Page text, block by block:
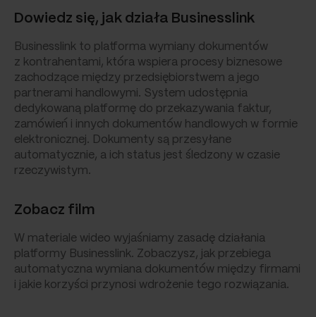
Dowiedz się, jak działa Businesslink
Businesslink to platforma wymiany dokumentów
z kontrahentami, która wspiera procesy biznesowe
zachodzące między przedsiębiorstwem a jego
partnerami handlowymi. System udostępnia
dedykowaną platformę do przekazywania faktur,
zamówień i innych dokumentów handlowych w formie
elektronicznej. Dokumenty są przesyłane
automatycznie, a ich status jest śledzony w czasie
rzeczywistym.
Zobacz film
W materiale wideo wyjaśniamy zasadę działania
platformy Businesslink. Zobaczysz, jak przebiega
automatyczna wymiana dokumentów między firmami
i jakie korzyści przynosi wdrożenie tego rozwiązania.